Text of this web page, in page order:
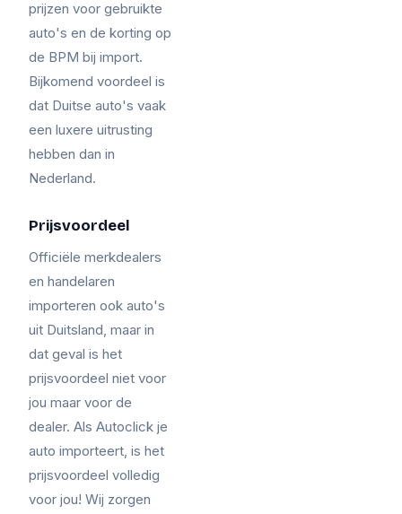
prijzen voor gebruikte
auto's en de korting op
de BPM bij import.
Bijkomend voordeel is
dat Duitse auto's vaak
een luxere uitrusting
hebben dan in
Nederland.
Prijsvoordeel
Officiële merkdealers
en handelaren
importeren ook auto's
uit Duitsland, maar in
dat geval is het
prijsvoordeel niet voor
jou maar voor de
dealer. Als Autoclick je
auto importeert, is het
prijsvoordeel volledig
voor jou! Wij zorgen